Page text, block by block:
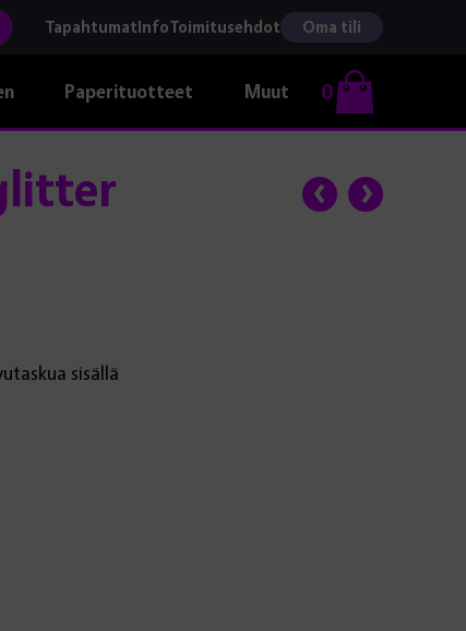
TapahtumatInfoToimitusehdot Oma tili
Paperituotteet Muut 0
sisällä